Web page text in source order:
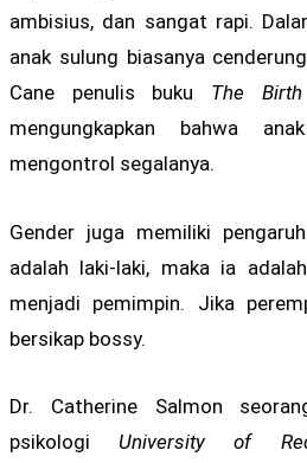
ambisius, dan sangat rapi.
anak sulung biasanya
Cane penulis buku The
mengungkapkan bahwa
mengontrol segalanya.
Gender juga memiliki
adalah laki-laki, maka ia
menjadi pemimpin. Jika
bersikap bossy.
Dr. Catherine Salmon
psikologi University of